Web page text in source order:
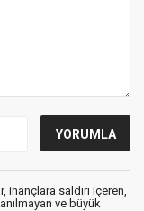
saldırı içeren,
ve büyük